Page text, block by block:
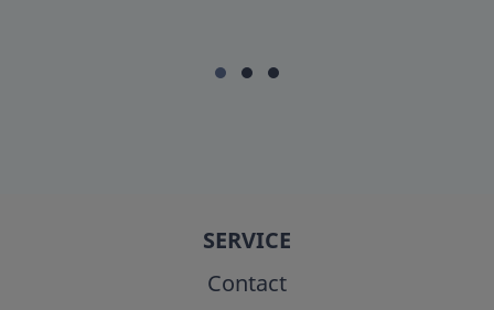
SERVICE
Contact